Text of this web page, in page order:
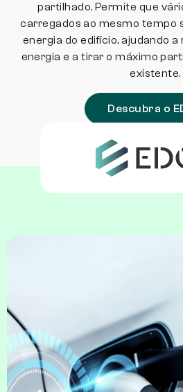
partilhado. Permite que
carregados ao mesmo tempo
energia do edifício, ajudando
energia e a tirar o máximo
existente.
Descubra o